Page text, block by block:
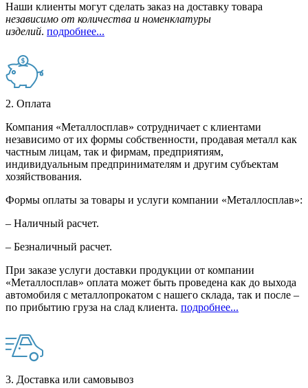
Наши клиенты могут сделать заказ на доставку товара
независимо от количества и номенклатуры
изделий. подробнее...
2. Оплата
Компания «Металлосплав» сотрудничает с клиентами
независимо от их формы собственности, продавая металл как
частным лицам, так и фирмам, предприятиям,
индивидуальным предпринимателям и другим субъектам
хозяйствования.
Формы оплаты за товары и услуги компании «Металлосплав»:
– Наличный расчет.
– Безналичный расчет.
При заказе услуги доставки продукции от компании
«Металлосплав» оплата может быть проведена как до выхода
автомобиля с металлопрокатом с нашего склада, так и после –
по прибытию груза на слад клиента. подробнее...
3. Доставка или самовывоз